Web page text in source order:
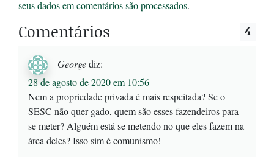
seus dados em comentários são processados.
Comentários 4
Georgediz:
28 de agosto de 2020 em 10:56
Nem a propriedade privada é mais respeitada? Se o
SESC não quer gado, quem são esses fazendeiros para
se meter? Alguém está se metendo no que eles fazem na
área deles? Isso sim é comunismo!